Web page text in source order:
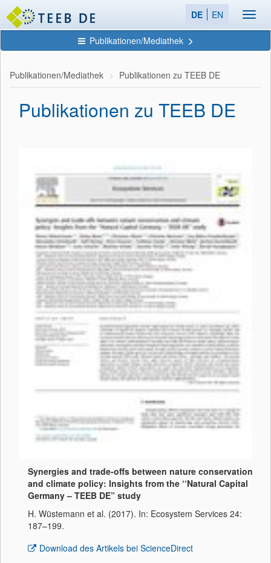
DE EN
Publikationen/Mediathek
Publikationen/Mediathek Publikationen zu TEEB DE
Publikationen zu TEEB DE
Synergies and trade-offs between nature conservation
and climate policy: Insights from the ‘‘Natural Capital
Germany – TEEB DE” study
H. Wüstemann et al. (2017). In: Ecosystem Services 24:
187–199.
Download des Artikels bei ScienceDirect